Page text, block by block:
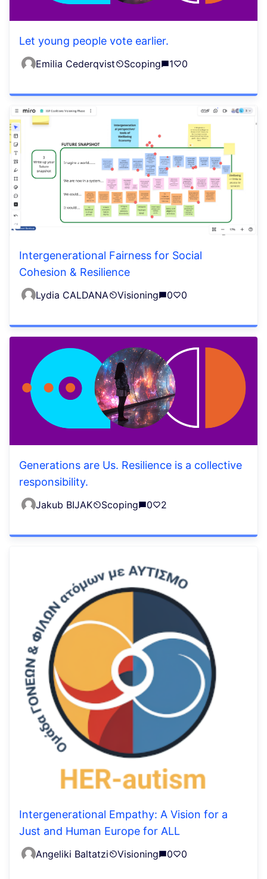
Let young people vote earlier.
Emilia Cederqvist Scoping 1 0
Intergenerational Fairness for Social
Cohesion & Resilience
Lydia CALDANA Visioning 0 0
Generations are Us. Resilience is a collective
responsibility.
Jakub BIJAK Scoping 0 2
Intergenerational Empathy: A Vision for a
Just and Human Europe for ALL
Angeliki Baltatzi Visioning 0 0